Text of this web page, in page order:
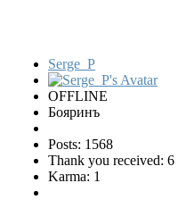
Serge_P
OFFLINE
Бояринъ
Posts: 1568
Thank you received: 6
Karma: 1